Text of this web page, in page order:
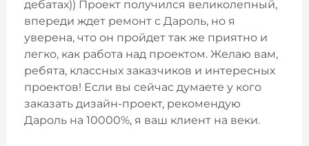
дебатах)) Проект получился великолепный,
впереди ждет ремонт с Дароль, но я
уверена, что он пройдет так же приятно и
легко, как работа над проектом. Желаю вам,
ребята, классных заказчиков и интересных
проектов! Если вы сейчас думаете у кого
заказать дизайн-проект, рекомендую
Дароль на 10000%, я ваш клиент на веки.